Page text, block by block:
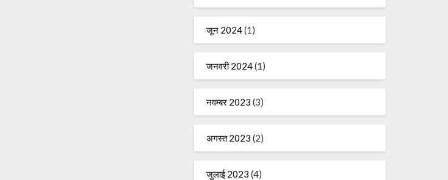
जून 2024(1)
जनवरी 2024(1)
नवम्बर 2023 (3)
अगस्त 2023 (2)
जुलाई 2023 (4)